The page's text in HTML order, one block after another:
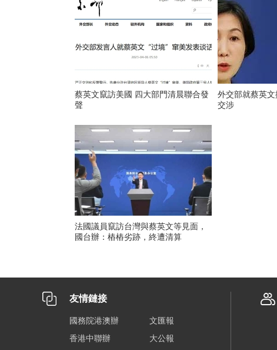
蔡英文竄訪美國 四大部門清晨聯合發
聲
外交部就蔡英
交涉
法國議員竄訪台灣與蔡英文等見面，
國台辦：樁樁劣跡，終遭清算
友情鏈接
國務院港澳辦
文匯報
香港中聯辦
大公報